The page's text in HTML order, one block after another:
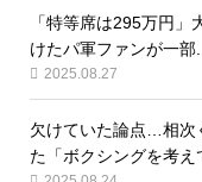
「特等席は295万円」
けたパ軍ファンが一部...
2025.08.27
欠けていた論点…相次
た「ボクシングを考え